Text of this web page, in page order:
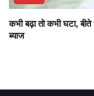
कभी बढ़ा तो कभी घटा,
ब्याज